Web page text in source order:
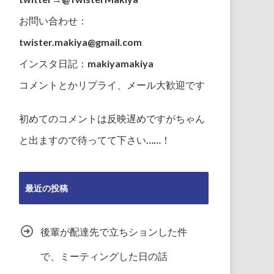
お問い合わせ：
twister.makiya@gmail.com
インスタ日記：makiyamakiya
コメントとかリプライ、メール大歓迎です
初めてのコメントは反映遅めですがちゃん
と出ますので待ってて下さい……！
最近の投稿
後輩が配達先で立ちションした件
で、ミーティングした日の話